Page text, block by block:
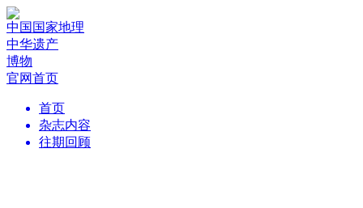
中国国家地理
中华遗产
博物
官网首页
首页
杂志内容
往期回顾